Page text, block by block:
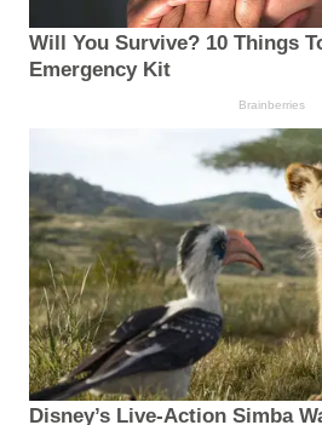
Will You Survive? 10 Things
Emergency Kit
Brainberries
Disney’s Live-Action Simba